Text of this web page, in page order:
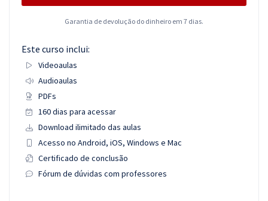
Garantia de devolução do dinheiro em 7 dias.
Este curso inclui:
Videoaulas
Audioaulas
PDFs
160 dias para acessar
Download ilimitado das aulas
Acesso no Android, iOS, Windows e Mac
Certificado de conclusão
Fórum de dúvidas com professores